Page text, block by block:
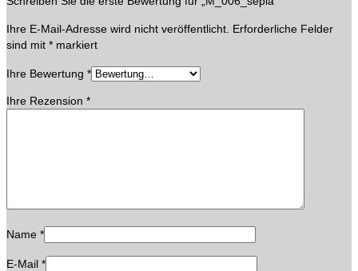
Ihre E-Mail-Adresse wird nicht veröffentlicht. Erforderliche Felder
sind mit * markiert
Ihre Bewertung *
Ihre Rezension *
Name *
E-Mail *